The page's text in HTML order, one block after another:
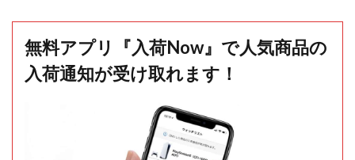
無料アプリ『入荷Now』で人気商品の
入荷通知が受け取れます！